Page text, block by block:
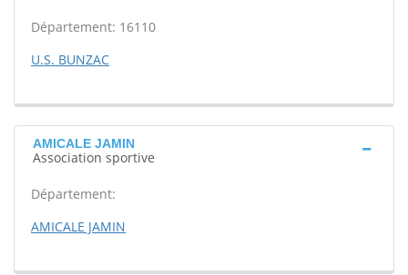
Département: 16110
U.S. BUNZAC
AMICALE JAMIN
Association sportive
Département:
AMICALE JAMIN